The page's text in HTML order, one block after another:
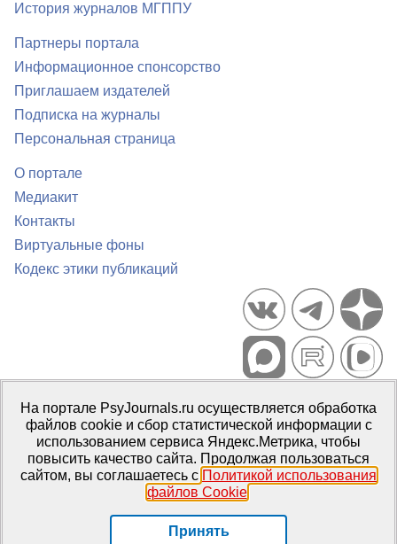
История журналов МГППУ
Партнеры портала
Информационное спонсорство
Приглашаем издателей
Подписка на журналы
Персональная страница
О портале
Медиакит
Контакты
Виртуальные фоны
Кодекс этики публикаций
Портал психологических изданий PsyJournals.ru, 2007–2026
Правила использования материалов
Свидетельство регистрации СМИЭл № ФС77-66447 от 14 июля
2016 г.
Издатель: ФГБОУ ВО МГППУ
На портале PsyJournals.ru осуществляется обработка
файлов cookie и сбор статистической информации с
использованием сервиса Яндекс.Метрика, чтобы
повысить качество сайта. Продолжая пользоваться
сайтом, вы соглашаетесь с Политикой использования
файлов Cookie.
Принять